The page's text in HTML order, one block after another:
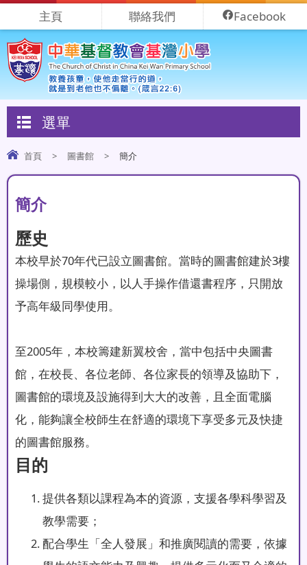
主頁 聯絡我們 Facebook
選單
首頁 > 圖書館 > 簡介
簡介
歷史
本校早於70年代已設立圖書館。當時的圖書館建於3樓
操場側，規模較小，以人手操作借還書程序，只開放
予高年級同學使用。
至2005年，本校籌建新翼校舍，當中包括中央圖書
館，在校長、各位老師、各位家長的領導及協助下，
圖書館的環境及設施得到大大的改善，且全面電腦
化，能夠讓全校師生在舒適的環境下享受多元及快捷
的圖書館服務。
目的
提供各類以課程為本的資源，支援各學科學習及
教學需要；
配合學生「全人發展」和推廣閱讀的需要，依據